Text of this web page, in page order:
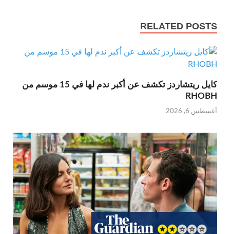
RELATED POSTS
كايل ريتشاردز تكشف عن أكبر ندم لها في 15 موسم من
RHOBH
أغسطس 6, 2026